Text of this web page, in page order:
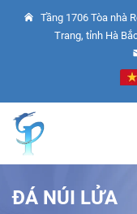
Tầng 1706 Tòa nhà
Trang, tỉnh Hà
ĐÁ NÚI LỬA